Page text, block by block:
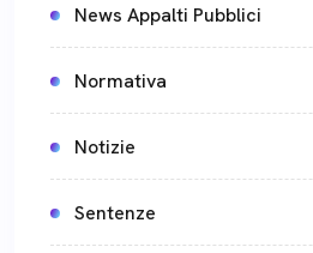
News Appalti Pubblici
Normativa
Notizie
Sentenze